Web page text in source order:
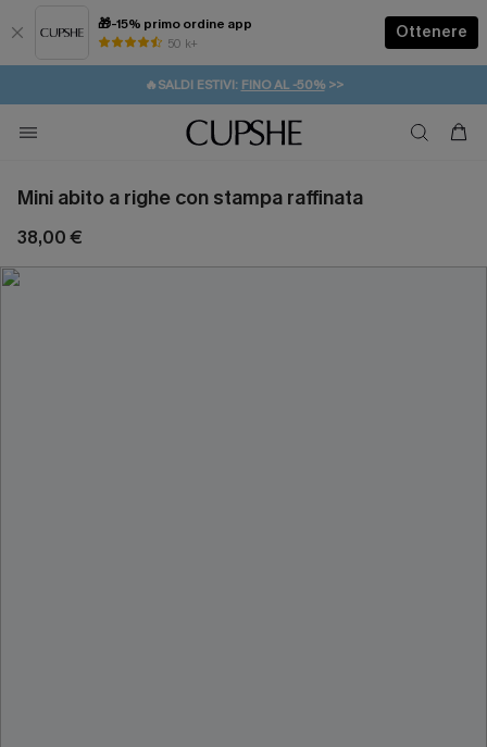
🎁-15% primo ordine app
50 k+
Ottenere
⚡️-15% SUGLI ESSENZIALI DA VACANZA | ACQUISTA
🔥SALDI ESTIVI: FINO AL -50%>>
🚚SPEDIZIONE GRATUITA DA 49€
💌REGALO PER I NUOVI: 20% DI SCONTO*
Mini abito a righe con stampa raffinata
38,00 €